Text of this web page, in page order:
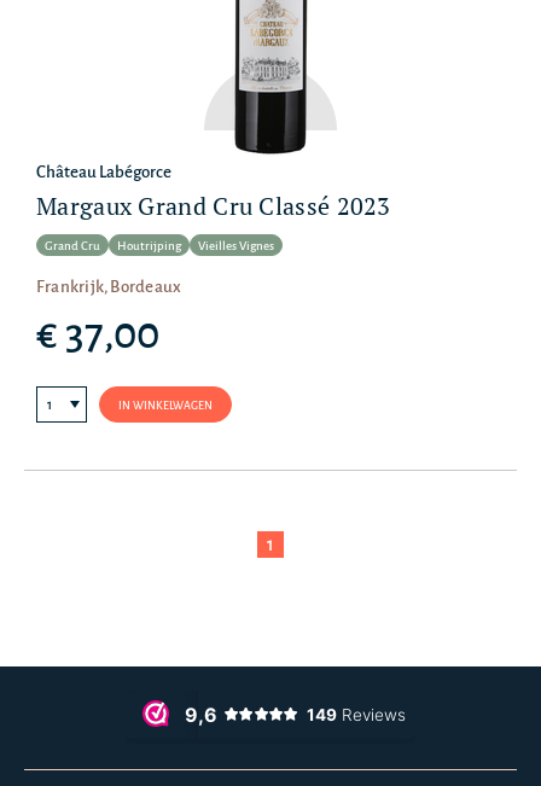
Château Labégorce
Margaux Grand Cru Classé 2023
Grand Cru Houtrijping Vieilles Vignes
Frankrijk, Bordeaux
€ 37,00
IN WINKELWAGEN
1